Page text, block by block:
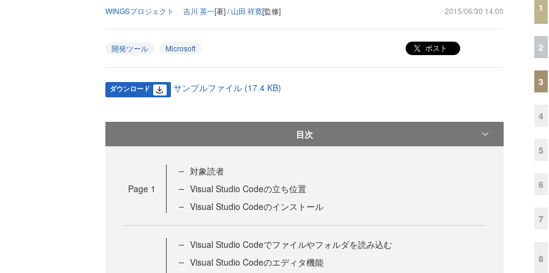
WINGSプロジェクト 吉川 英一[著] /山田 祥寛[監修] 2015/06/30 14:00
開発ツール Microsoft ポスト
ダウンロード サンプルファイル (17.4 KB)
目次
Page 1
対象読者
Visual Studio Codeの立ち位置
Visual Studio Codeのインストール
Visual Studio Codeでファイルやフォルダを読み込む
Visual Studio Codeのエディタ機能
1
2
3
4
5
6
7
8